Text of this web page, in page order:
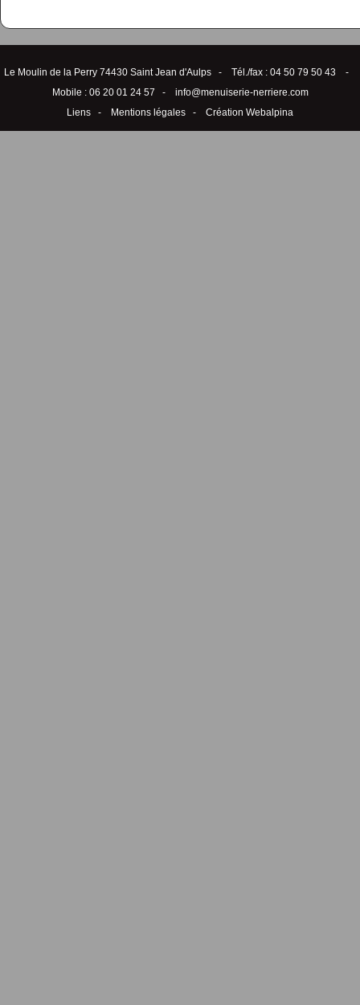
Le Moulin de la Perry 74430 Saint Jean d'Aulps - Tél./fax : 04 50 79 50 43 -
Mobile : 06 20 01 24 57 - info@menuiserie-nerriere.com
Liens - Mentions légales - Création Webalpina